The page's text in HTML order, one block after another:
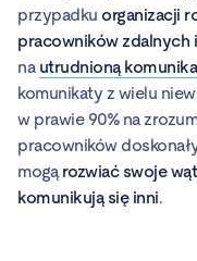
przypadku organizacji
pracowników
na utrudnioną
komunikaty z wielu
w prawie 90% na
pracowników
mogą rozwiać swoje
komunikują się inni.